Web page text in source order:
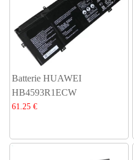
Batterie HUAWEI
HB4593R1ECW
61.25 €